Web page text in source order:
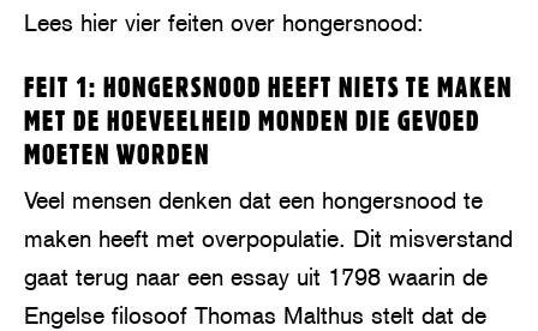
Lees hier vier feiten over hongersnood:
FEIT 1: HONGERSNOOD HEEFT NIETS TE MAKEN
MET DE HOEVEELHEID MONDEN DIE GEVOED
MOETEN WORDEN
Veel mensen denken dat een hongersnood te
maken heeft met overpopulatie. Dit misverstand
gaat terug naar een essay uit 1798 waarin de
Engelse filosoof Thomas Malthus stelt dat de